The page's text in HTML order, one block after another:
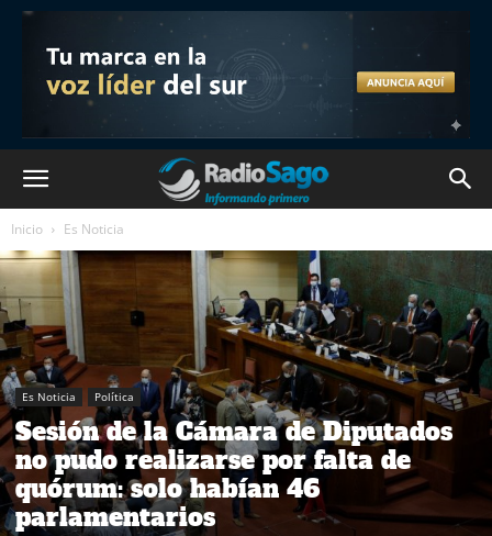
Inicio Es Noticia
Es Noticia Política
Sesión de la Cámara de Diputados
no pudo realizarse por falta de
quórum: solo habían 46
parlamentarios